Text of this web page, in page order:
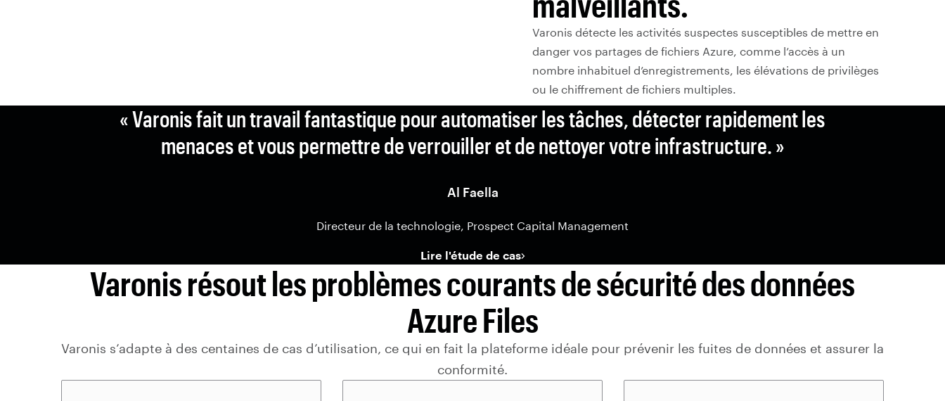
Varonis détecte les activités suspectes susceptibles de mettre en
danger vos partages de fichiers Azure, comme l’accès à un
nombre inhabituel d’enregistrements, les élévations de privilèges
ou le chiffrement de fichiers multiples.
« Varonis fait un travail fantastique pour automatiser les tâches, détecter rapidement les
menaces et vous permettre de verrouiller et de nettoyer votre infrastructure. »
Al Faella
Directeur de la technologie, Prospect Capital Management
Lire l'étude de cas
Varonis résout les problèmes courants de sécurité des données
Azure Files
Varonis s’adapte à des centaines de cas d’utilisation, ce qui en fait la plateforme idéale pour prévenir les fuites de données et assurer la
conformité.